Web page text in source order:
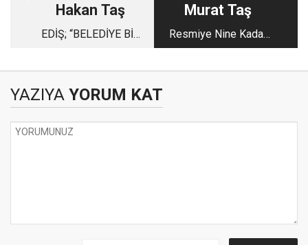
Hakan Taş
EDİŞ; “BELEDİYE BİR
Murat Taş
Resmiye Nine Kadar
Olamadık
YAZIYA YORUM KAT